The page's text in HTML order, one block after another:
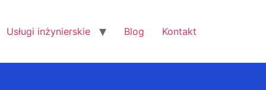
Usługi inżynierskie Blog Kontakt